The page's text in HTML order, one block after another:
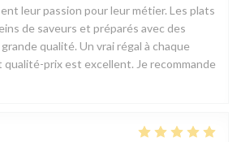
leur passion pour leur métier. Les plats
de saveurs et préparés avec des
qualité. Un vrai régal à chaque
prix est excellent. Je recommande